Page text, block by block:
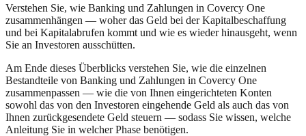
Verstehen Sie, wie Banking und Zahlungen in Covercy One
zusammenhängen — woher das Geld bei der Kapitalbeschaffung
und bei Kapitalabrufen kommt und wie es wieder hinausgeht, wenn
Sie an Investoren ausschütten.
Am Ende dieses Überblicks verstehen Sie, wie die einzelnen
Bestandteile von Banking und Zahlungen in Covercy One
zusammenpassen — wie die von Ihnen eingerichteten Konten
sowohl das von den Investoren eingehende Geld als auch das von
Ihnen zurückgesendete Geld steuern — sodass Sie wissen, welche
Anleitung Sie in welcher Phase benötigen.